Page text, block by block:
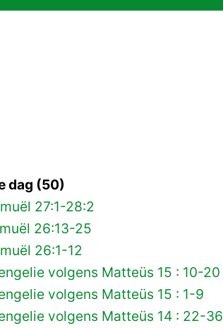
dag (50)
27:1-28:2
26:13-25
26:1-12
volgens Matteüs 15 : 10-20
volgens Matteüs 15 : 1-9
volgens Matteüs 14 : 22-36